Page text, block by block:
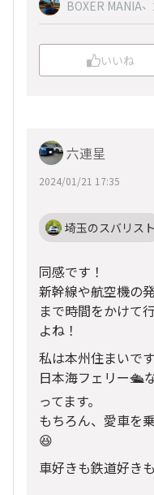
BOXER MANIA、
いいね
六連星
2024/01/21 17:35
埼玉のスバリスト
同感です！
新幹線や航空機の
まで時間をかけて
よね！
私は本州住まいで
日本海フェリー🛳️
ってます。
もちろん、愛車を
😆
車好きも鉄道好き